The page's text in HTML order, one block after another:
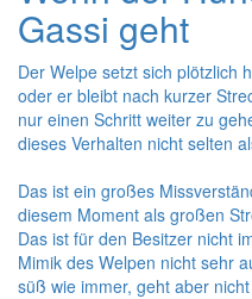
Gassi geht
Der Welpe setzt sich plötzlich
oder er bleibt nach kurzer
nur einen Schritt weiter zu
dieses Verhalten nicht selten
Das ist ein großes
diesem Moment als großen
Das ist für den Besitzer nicht
Mimik des Welpen nicht sehr
süß wie immer, geht aber